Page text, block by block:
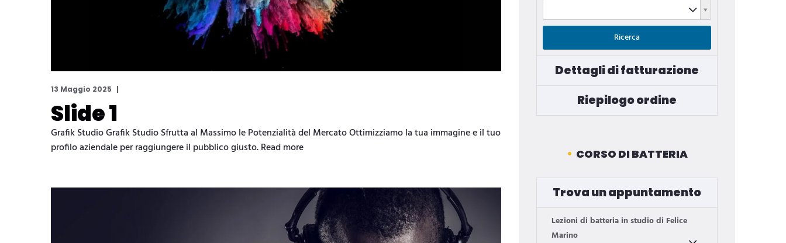
13 Maggio 2025
Slide 1
Grafik Studio Grafik Studio Sfrutta al Massimo le Potenzialità del Mercato Ottimizziamo la tua immagine e il tuo
profilo aziendale per raggiungere il pubblico giusto. Read more
Ricerca
Dettagli di fatturazione
Riepilogo ordine
CORSO DI BATTERIA
Trova un appuntamento
Lezioni di batteria in studio di Felice
Marino